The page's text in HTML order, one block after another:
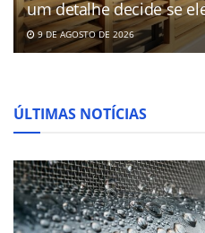
um detalhe decide se
9 DE AGOSTO DE 2026
ÚLTIMAS NOTÍCIAS